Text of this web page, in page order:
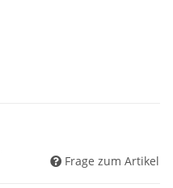
Frage zum Artikel